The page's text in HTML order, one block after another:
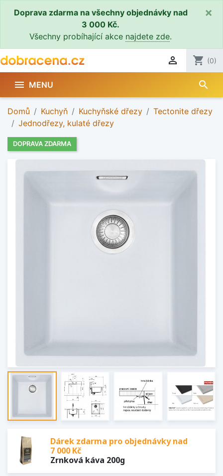
Doprava zdarma na všechny objednávky nad
3 000 Kč.
Všechny probíhající akce najdete zde.
×
 shopping_cart (0)
 MENU search
Domů Kuchyň Kuchyňské dřezy
Tectonite dřezy
Jednodřezy, kulaté dřezy
DOPRAVA ZDARMA
Dárek zdarma pro objednávky nad
7 000 Kč
Zrnková káva 200g